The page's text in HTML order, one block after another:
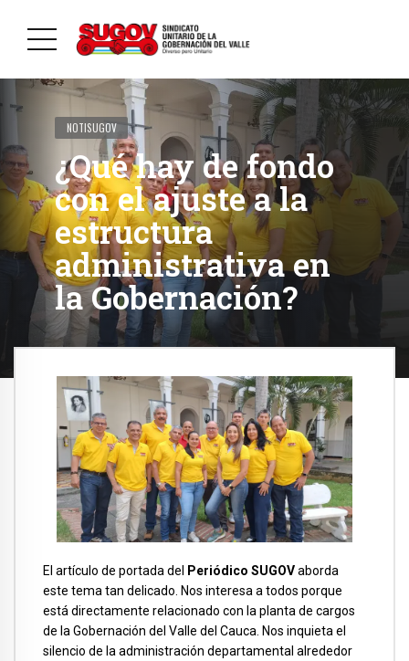
NOTISUGOV
¿Qué hay de fondo
con el ajuste a la
estructura
administrativa en
la Gobernación?
El artículo de portada del Periódico SUGOVaborda
este tema tan delicado. Nos interesa a todos porque
está directamente relacionado con la planta de cargos
de la Gobernación del Valle del Cauca. Nos inquieta el
silencio de la administración departamental alrededor